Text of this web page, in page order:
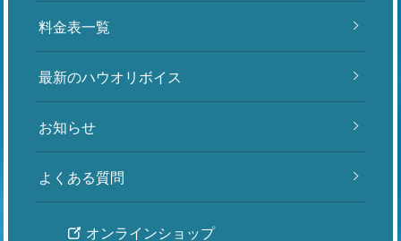
料金表一覧
最新のハウオリボイス
お知らせ
よくある質問
オンラインショップ